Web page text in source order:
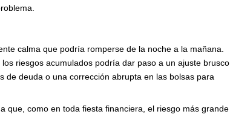
calma que podría romperse de la noche a la mañana.
riesgos acumulados podría dar paso a un ajuste brusco
de deuda o una corrección abrupta en las bolsas para
que, como en toda fiesta financiera, el riesgo más grande